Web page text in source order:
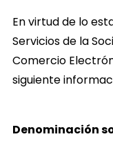
En virtud de lo
Servicios de la
Comercio
siguiente
Denominación